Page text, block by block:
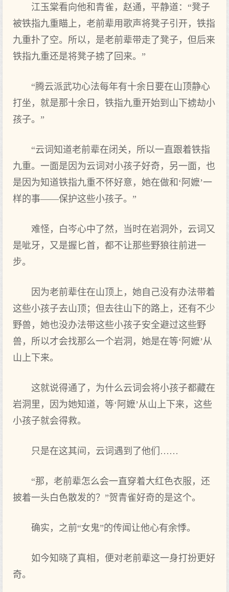
江玉棠看向他和青雀，赵通，平静道：“凳子
被铁指九重瞄上，老前辈用歌声将凳子引开，铁指
九重扑了空。所以，是老前辈带走了凳子，但后来
铁指九重还是将凳子掳了回来。”
“腾云派武功心法每年有十余日要在山顶静心
打坐，就是那十余日，铁指九重开始到山下掳劫小
孩子。”
“云词知道老前辈在闭关，所以一直跟着铁指
九重。一面是因为云词对小孩子好奇，另一面，也
是因为知道铁指九重不怀好意，她在做和‘阿嬷’一
样的事——保护这些小孩子。”
难怪，白岑心中了然，当时在岩洞外，云词又
是呲牙，又是握匕首，都不让那些野狼往前进一
步。
因为老前辈住在山顶上，她自己没有办法带着
这些小孩子去山顶；但去往山下的路上，还有不少
野兽，她也没办法带这些小孩子安全避过这些野
兽，所以才会找那么一个岩洞，她是在等‘阿嬷’从
山上下来。
这就说得通了，为什么云词会将小孩子都藏在
岩洞里，因为她知道，等‘阿嬷’从山上下来，这些
小孩子就会得救。
只是在这其间，云词遇到了他们……
“那，老前辈怎么会一直穿着大红色衣服，还
披着一头白色散发的？”贺青雀好奇的是这个。
确实，之前“女鬼”的传闻让他心有余悸。
如今知晓了真相，便对老前辈这一身打扮更好
奇。